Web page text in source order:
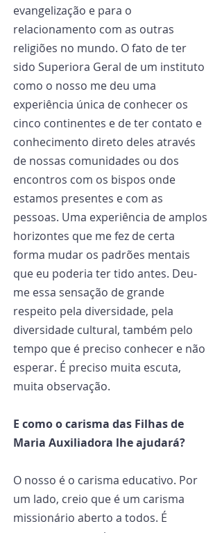
evangelização e para o
relacionamento com as outras
religiões no mundo. O fato de ter
sido Superiora Geral de um instituto
como o nosso me deu uma
experiência única de conhecer os
cinco continentes e de ter contato e
conhecimento direto deles através
de nossas comunidades ou dos
encontros com os bispos onde
estamos presentes e com as
pessoas. Uma experiência de amplos
horizontes que me fez de certa
forma mudar os padrões mentais
que eu poderia ter tido antes. Deu-
me essa sensação de grande
respeito pela diversidade, pela
diversidade cultural, também pelo
tempo que é preciso conhecer e não
esperar. É preciso muita escuta,
muita observação.
E como o carisma das Filhas de
Maria Auxiliadora lhe ajudará?
O nosso é o carisma educativo. Por
um lado, creio que é um carisma
missionário aberto a todos. É